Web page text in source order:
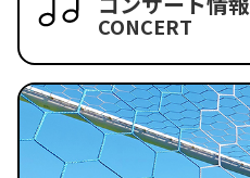
CONCERT